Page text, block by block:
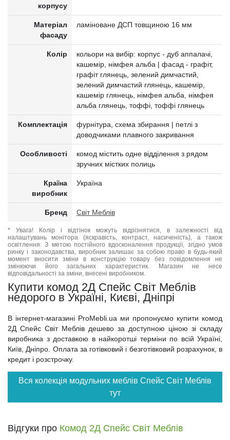
корпусу
Матеріал
фасаду
ламіноване ДСП товщиною 16 мм
Колір
кольори на вибір: корпус - дуб аппалачі,
кашемір, німфея альба | фасад - графіт,
графіт глянець, зелений димчастий,
зелений димчастий глянець, кашемір,
кашемір глянець, німфея альба, німфея
альба глянець, тоффі, тоффі глянець
Комплектація
фурнітура, схема збирання | петлі з
доводчиками плавного закривання
Особливості
комод містить одне відділення з рядом
зручних містких полиць
Країна
виробник
Україна
Бренд Світ Меблів
* Увага! Колір і відтінок можуть відрізнятися, в залежності від
налаштувань монітора (яскравість, контраст, насиченість), а також
освітлення. З метою постійного вдосконалення продукції, згідно умов
ринку і законодавства, виробник залишає за собою право в будь-який
момент вносити зміни в конструкцію товару без повідомлення не
змінюючи його загальних характеристик. Магазин не несе
відповідальності за зміни, внесені виробником.
Купити комод 2Д Спейс Світ Меблів
недорого в Україні, Києві, Дніпрі
В інтернет-магазині ProMebli.ua ми пропонуємо купити комод
2Д Спейс Світ Меблів дешево за доступною ціною зі складу
виробника з доставкою в найкоротші терміни по всій Україні,
Київ, Дніпро. Оплата за готівковий і безготівковий розрахунок, в
кредит і розстрочку.
Вся колекція модульних меблів Спейс Світ Меблів
тут
Відгуки про Комод 2Д Спейс Світ Меблів